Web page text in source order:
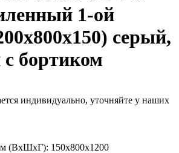
1-ой
серый,
бортиком
индивидуально, уточняйте у наших
(ВxШxГ): 150x800x1200